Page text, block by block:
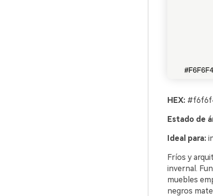
HEX:
Estado de
Ideal para:
Fríos y
invernal.
muebles
negros